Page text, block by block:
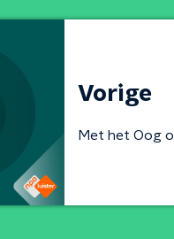
Vorige
Met het Oog